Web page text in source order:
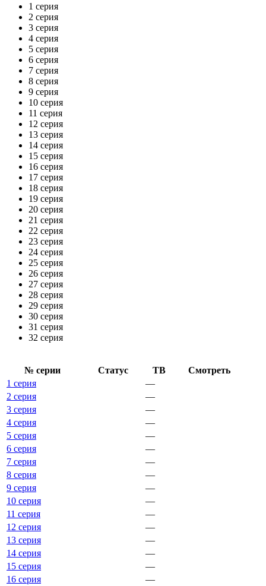
1 серия
2 серия
3 серия
4 серия
5 серия
6 серия
7 серия
8 серия
9 серия
10 серия
11 серия
12 серия
13 серия
14 серия
15 серия
16 серия
17 серия
18 серия
19 серия
20 серия
21 серия
22 серия
23 серия
24 серия
25 серия
26 серия
27 серия
28 серия
29 серия
30 серия
31 серия
32 серия
№ се­рии Ста­тус ТВ
Смот­реть
1 серия
—
2 серия
—
3 серия
—
4 серия
—
5 серия
—
6 серия
—
7 серия
—
8 серия
—
9 серия
—
10 серия
—
11 серия
—
12 серия
—
13 серия
—
14 серия
—
15 серия
—
16 серия
—